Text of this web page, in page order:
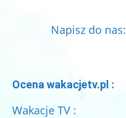
Napisz do nas:
Ocena wakacjetv.pl :
Wakacje TV :